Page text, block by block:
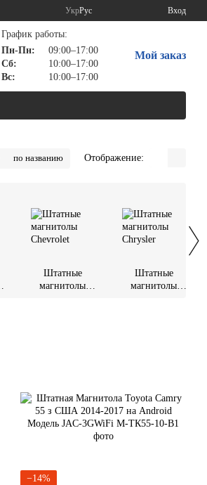
УкрРус Вход
График работы:
Пн-Пн:
09:00–17:00
Сб:
10:00–17:00
Вс:
10:00–17:00
Мой заказ
по названию Отображение:
Штатные
магнитолы
Штатные
магнитолы
−14%